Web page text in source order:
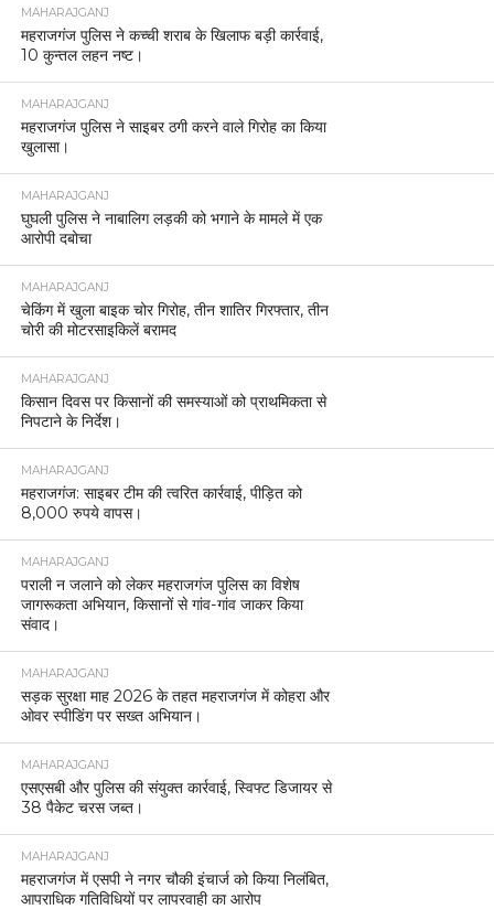
MAHARAJGANJ
महराजगंज पुलिस ने कच्ची शराब के खिलाफ बड़ी कार्रवाई,
10 कुन्तल लहन नष्ट।
MAHARAJGANJ
महराजगंज पुलिस ने साइबर ठगी करने वाले गिरोह का किया
खुलासा।
MAHARAJGANJ
घुघली पुलिस ने नाबालिग लड़की को भगाने के मामले में एक
आरोपी दबोचा
MAHARAJGANJ
चेकिंग में खुला बाइक चोर गिरोह, तीन शातिर गिरफ्तार, तीन
चोरी की मोटरसाइकिलें बरामद
MAHARAJGANJ
किसान दिवस पर किसानों की समस्याओं को प्राथमिकता से
निपटाने के निर्देश।
MAHARAJGANJ
महराजगंज: साइबर टीम की त्वरित कार्रवाई, पीड़ित को
8,000 रुपये वापस।
MAHARAJGANJ
पराली न जलाने को लेकर महराजगंज पुलिस का विशेष
जागरूकता अभियान, किसानों से गांव-गांव जाकर किया
संवाद।
MAHARAJGANJ
सड़क सुरक्षा माह 2026 के तहत महराजगंज में कोहरा और
ओवर स्पीडिंग पर सख्त अभियान।
MAHARAJGANJ
एसएसबी और पुलिस की संयुक्त कार्रवाई, स्विफ्ट डिजायर से
38 पैकेट चरस जब्त।
MAHARAJGANJ
महराजगंज में एसपी ने नगर चौकी इंचार्ज को किया निलंबित,
आपराधिक गतिविधियों पर लापरवाही का आरोप